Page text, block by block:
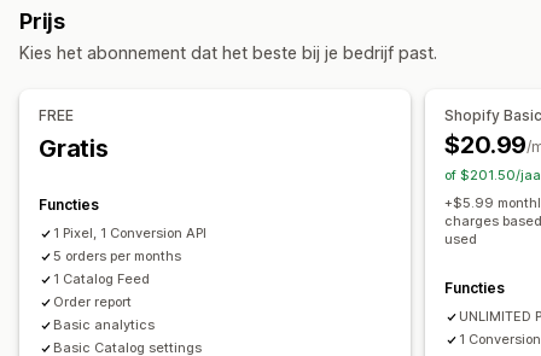
Campagne beheren
Social media
Pixelbeheer
Prestaties volgen
Betrokkenheidsstatistieken
Verkeersbron
Aangepaste regels
Targetspecifieke locaties
Voorraadondersteuning
Feedoptimalisatie
Prijs
Kies het abonnement dat het beste bij je bedrijf past.
FREE
Gratis
Functies
1 Pixel, 1 Conversion API
5 orders per months
1 Catalog Feed
Order report
Basic analytics
Basic Catalog settings
Shopify
$20.99/
of $201.50/
+$5.99
charges
used
Functies
UNLIMITED
1